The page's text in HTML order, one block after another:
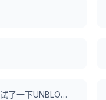
抖音ip修改器 试了一下UNBLOCKCN，真好用。